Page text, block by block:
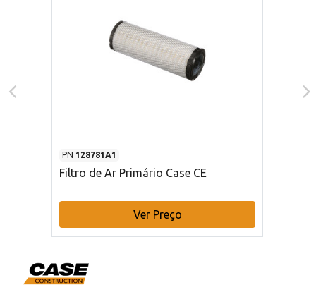
PN 128781A1
Filtro de Ar Primário Case CE
Ver Preço